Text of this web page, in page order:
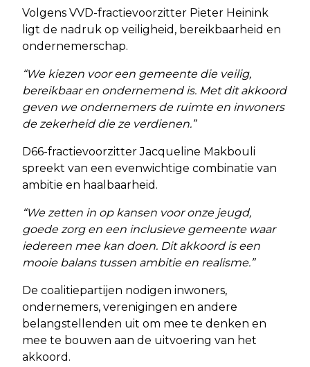
Volgens VVD-fractievoorzitter Pieter Heinink
ligt de nadruk op veiligheid, bereikbaarheid en
ondernemerschap.
“We kiezen voor een gemeente die veilig,
bereikbaar en ondernemend is. Met dit akkoord
geven we ondernemers de ruimte en inwoners
de zekerheid die ze verdienen.”
D66-fractievoorzitter Jacqueline Makbouli
spreekt van een evenwichtige combinatie van
ambitie en haalbaarheid.
“We zetten in op kansen voor onze jeugd,
goede zorg en een inclusieve gemeente waar
iedereen mee kan doen. Dit akkoord is een
mooie balans tussen ambitie en realisme.”
De coalitiepartijen nodigen inwoners,
ondernemers, verenigingen en andere
belangstellenden uit om mee te denken en
mee te bouwen aan de uitvoering van het
akkoord.